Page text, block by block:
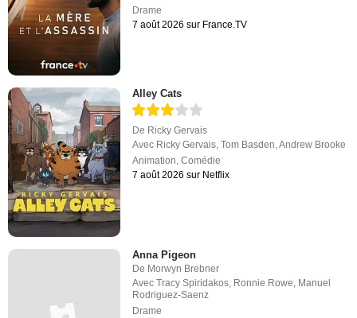
Drame
7 août 2026 sur France.TV
Alley Cats
De Ricky Gervais
Avec Ricky Gervais ,Tom Basden ,Andrew Brooke
Animation ,Comédie
7 août 2026 sur Netflix
Anna Pigeon
De Morwyn Brebner
AvecTracy Spiridakos, Ronnie Rowe, Manuel
Rodriguez-Saenz
Drame